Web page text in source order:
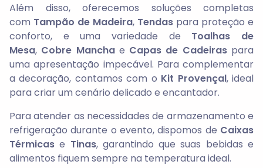
Além disso, oferecemos soluções completas
com Tampão de Madeira, Tendas para proteção e
conforto, e uma variedade de Toalhas de
Mesa, Cobre Manchae Capas de Cadeiraspara
uma apresentação impecável. Para complementar
a decoração, contamos com o Kit Provençal, ideal
para criar um cenário delicado e encantador.
Para atender as necessidades de armazenamento e
refrigeração durante o evento, dispomos de Caixas
Térmicas e Tinas, garantindo que suas bebidas e
alimentos fiquem sempre na temperatura ideal.